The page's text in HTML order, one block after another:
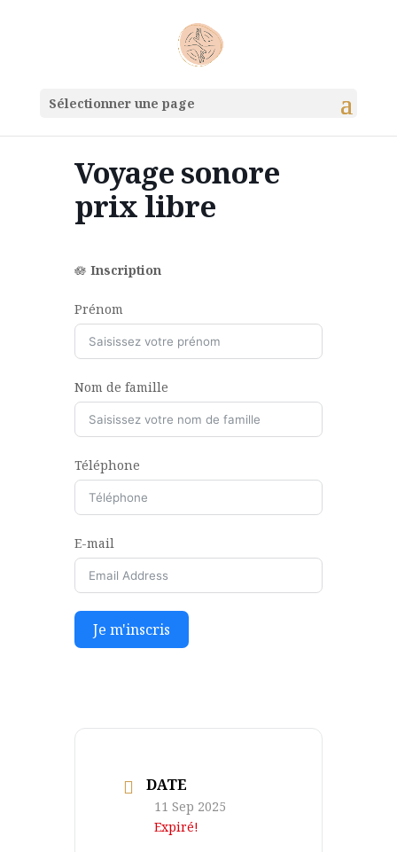
Sélectionner une page
Voyage sonore
prix libre
🪷 Inscription
Prénom
Nom de famille
Téléphone
E-mail
Je m'inscris
DATE
11 Sep 2025
Expiré!